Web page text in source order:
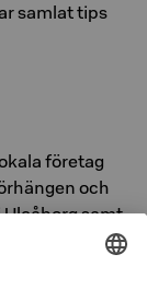
samlat tips
företag
och
samt
platser